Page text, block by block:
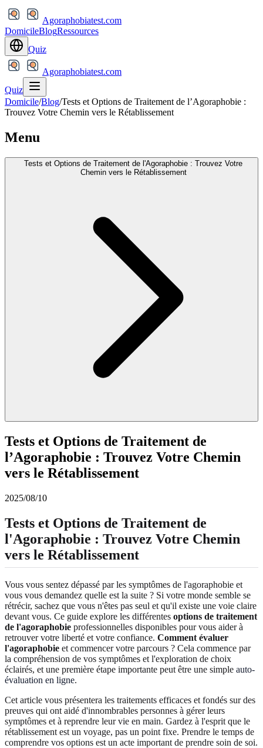
Agoraphobiatest.com
DomicileBlogRessources
Quiz
Agoraphobiatest.com
Quiz
Domicile/Blog/Tests et Options de Traitement de l’Agoraphobie :
Trouvez Votre Chemin vers le Rétablissement
Menu
Tests et Options de Traitement de l'Agoraphobie : Trouvez Votre
Chemin vers le Rétablissement
Tests et Options de Traitement de
l’Agoraphobie : Trouvez Votre Chemin
vers le Rétablissement
2025/08/10
Tests et Options de Traitement de
l'Agoraphobie : Trouvez Votre Chemin
vers le Rétablissement
Vous vous sentez dépassé par les symptômes de l'agoraphobie et
vous vous demandez quelle est la suite ? Si votre monde semble se
rétrécir, sachez que vous n'êtes pas seul et qu'il existe une voie claire
devant vous. Ce guide explore les différentes options de traitement
de l'agoraphobie professionnelles disponibles pour vous aider à
retrouver votre liberté et votre confiance. Comment évaluer
l'agoraphobie et commencer votre parcours ? Cela commence par
la compréhension de vos symptômes et l'exploration de choix
éclairés, et une première étape importante peut être une simple auto-
évaluation en ligne.
Cet article vous présentera les traitements efficaces et fondés sur des
preuves qui ont aidé d'innombrables personnes à gérer leurs
symptômes et à reprendre leur vie en main. Gardez à l'esprit que le
rétablissement est un voyage, pas un point fixe. Prendre le temps de
comprendre vos options est un acte important de prendre soin de soi.